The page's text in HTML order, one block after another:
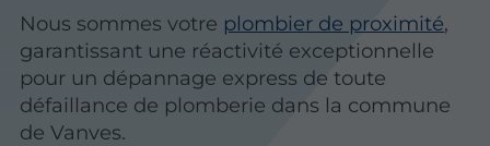
Nous sommes votre plombier de proximité,
garantissant une réactivité exceptionnelle
pour un dépannage express de toute
défaillance de plomberie dans la commune
de Vanves.